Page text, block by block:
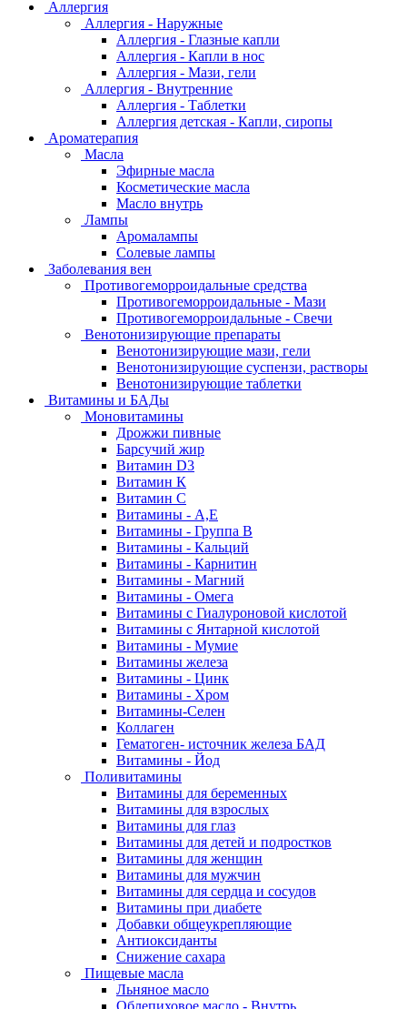
Аллергия
Аллергия - Наружные
Аллергия - Глазные капли
Аллергия - Капли в нос
Аллергия - Мази, гели
Аллергия - Внутренние
Аллергия - Таблетки
Аллергия детская - Капли, сиропы
Ароматерапия
Масла
Эфирные масла
Косметические масла
Масло внутрь
Лампы
Аромалампы
Солевые лампы
Заболевания вен
Противогеморроидальные средства
Противогеморроидальные - Мази
Противогеморроидальные - Свечи
Венотонизирующие препараты
Венотонизирующие мази, гели
Венотонизирующие суспензи, растворы
Венотонизирующие таблетки
Витамины и БАДы
Моновитамины
Дрожжи пивные
Барсучий жир
Витамин D3
Витамин К
Витамин С
Витамины - А,Е
Витамины - Группа В
Витамины - Кальций
Витамины - Карнитин
Витамины - Магний
Витамины - Омега
Витамины с Гиалуроновой кислотой
Витамины с Янтарной кислотой
Витамины - Мумие
Витамины железа
Витамины - Цинк
Витамины - Хром
Витамины-Селен
Коллаген
Гематоген- источник железа БАД
Витамины - Йод
Поливитамины
Витамины для беременных
Витамины для взрослых
Витамины для глаз
Витамины для детей и подростков
Витамины для женщин
Витамины для мужчин
Витамины для сердца и сосудов
Витамины при диабете
Добавки общеукрепляющие
Антиоксиданты
Снижение сахара
Пищевые масла
Льняное масло
Облепиховое масло - Внутрь